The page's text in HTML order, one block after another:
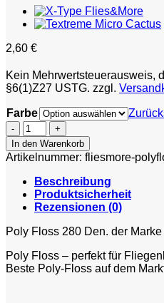
2,60 €
Kein Mehrwertsteuerausweis,
§6(1)Z27 USTG. zzgl.
Farbe
Flies&More
Polyfloss
Menge
In den Warenkorb
Artikelnummer: fliesmore-
Beschreibung
Produktsicherheit
Rezensionen (0)
Poly Floss 280 Den. der Marke
Poly Floss – perfekt für
Beste Poly-Floss auf dem